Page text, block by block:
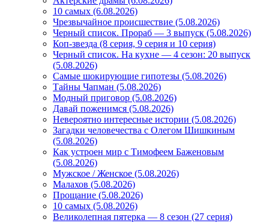
10 самых (6.08.2026)
Чрезвычайное происшествие (5.08.2026)
Черный список. Прораб — 3 выпуск (5.08.2026)
Коп-звезда (8 серия, 9 серия и 10 серия)
Черный список. На кухне — 4 сезон: 20 выпуск
(5.08.2026)
Самые шокирующие гипотезы (5.08.2026)
Тайны Чапман (5.08.2026)
Модный приговор (5.08.2026)
Давай поженимся (5.08.2026)
Невероятно интересные истории (5.08.2026)
Загадки человечества с Олегом Шишкиным
(5.08.2026)
Как устроен мир с Тимофеем Баженовым
(5.08.2026)
Мужское / Женское (5.08.2026)
Малахов (5.08.2026)
Прощание (5.08.2026)
10 самых (5.08.2026)
Великолепная пятерка — 8 сезон (27 серия)